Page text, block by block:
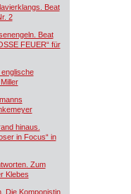
Beat
2
Beat
FEUER“ für
englische
hinaus.
in Focus“ in
Zum
Klebes
Die Komponistin